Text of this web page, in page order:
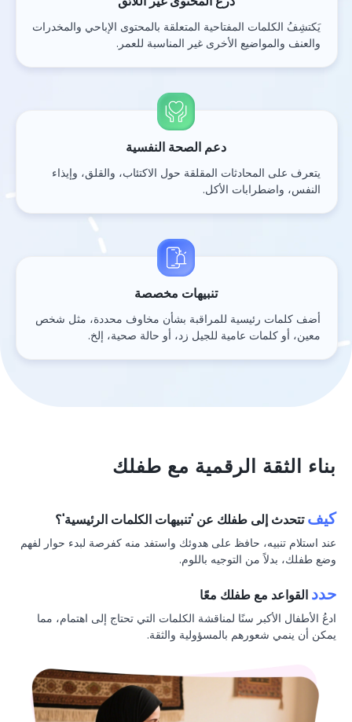
يَكتشِفُ الكلمات المفتاحية المتعلقة بالمحتوى الإباحي والمخدرات
والعنف والمواضيع الأخرى غير المناسبة للعمر.
دعم الصحة النفسية
يتعرف على المحادثات المقلقة حول الاكتئاب، والقلق، وإيذاء
النفس، واضطرابات الأكل.
تنبيهات مخصصة
أضف كلمات رئيسية للمراقبة بشأن مخاوف محددة، مثل شخص
معين، أو كلمات عامية للجيل زد، أو حالة صحية، إلخ.
بناء الثقة الرقمية مع طفلك
كيفتتحدث إلى طفلك عن 'تنبيهات الكلمات الرئيسية'؟
عند استلام تنبيه، حافظ على هدوئك واستفد منه كفرصة لبدء حوار لفهم
وضع طفلك، بدلاً من التوجيه باللوم.
حدد القواعد مع طفلك معًا
ادعُ الأطفال الأكبر سنًا لمناقشة الكلمات التي تحتاج إلى اهتمام، مما
يمكن أن ينمي شعورهم بالمسؤولية والثقة.